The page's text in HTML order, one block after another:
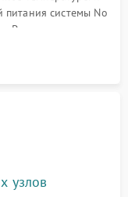
питания системы No
Ремонт или замена
узлов